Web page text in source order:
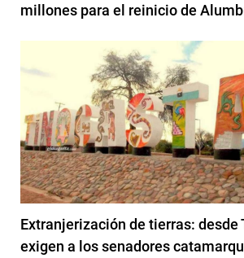
millones para el reinicio de
Extranjerización de tierras: desde
exigen a los senadores